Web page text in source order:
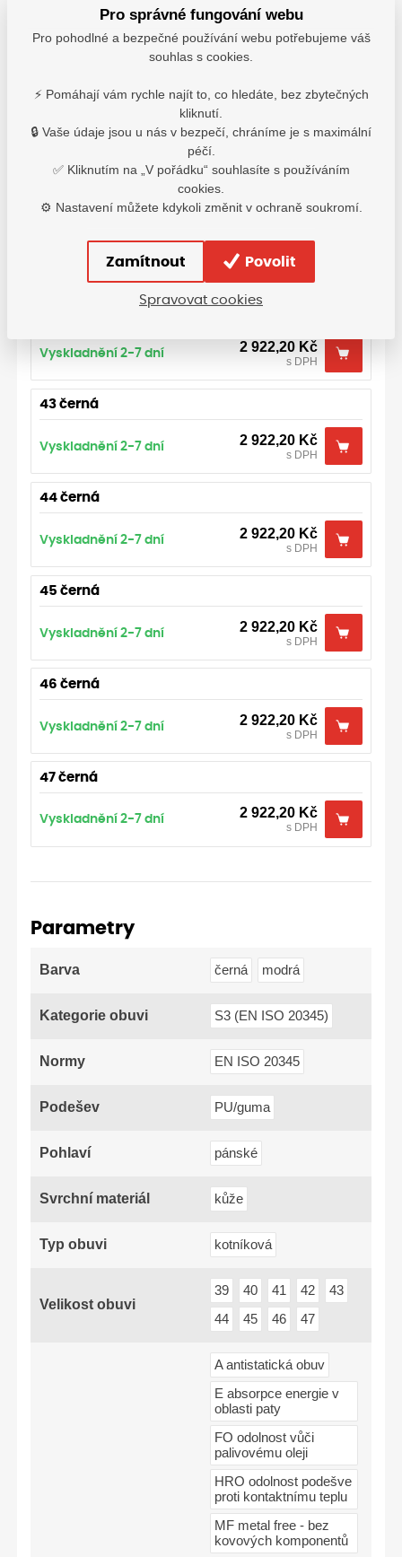
39 černá
40 černá
Vyskladnění 2-7 dní
s DPH
Vyskladnění 2-7 dní 2 922,20
s DPH
Vyskladnění 2-7 dní 2 922,20 Kč
s DPH
43 černá
Vyskladnění 2-7 dní 2 922,20 Kč
s DPH
44 černá
Vyskladnění 2-7 dní 2 922,20 Kč
s DPH
45 černá
Vyskladnění 2-7 dní 2 922,20 Kč
s DPH
46 černá
Vyskladnění 2-7 dní 2 922,20 Kč
s DPH
47 černá
Vyskladnění 2-7 dní 2 922,20 Kč
s DPH
Parametry
Barva černá modrá
Kategorie obuvi S3 (EN ISO 20345)
Normy EN ISO 20345
Podešev PU/guma
Pohlaví pánské
Svrchní materiál kůže
Typ obuvi kotníková
Velikost obuvi
39 40 41 42
43
44
45 46 47
A antistatická obuv
E absorpce energie v
oblasti paty
FO odolnost vůči
palivovému oleji
HRO odolnost podešve
proti kontaktnímu teplu
MF metal free - bez
kovových komponentů
Pro správné fungování webu
Pro pohodlné a bezpečné používání webu potřebujeme váš
souhlas s cookies.
⚡ Pomáhají vám rychle najít to, co hledáte, bez zbytečných
kliknutí.
🔒 Vaše údaje jsou u nás v bezpečí, chráníme je s maximální
péčí.
✅ Kliknutím na „V pořádku“ souhlasíte s používáním
cookies.
⚙️ Nastavení můžete kdykoli změnit v ochraně soukromí.
Zamítnout Povolit
Spravovat cookies